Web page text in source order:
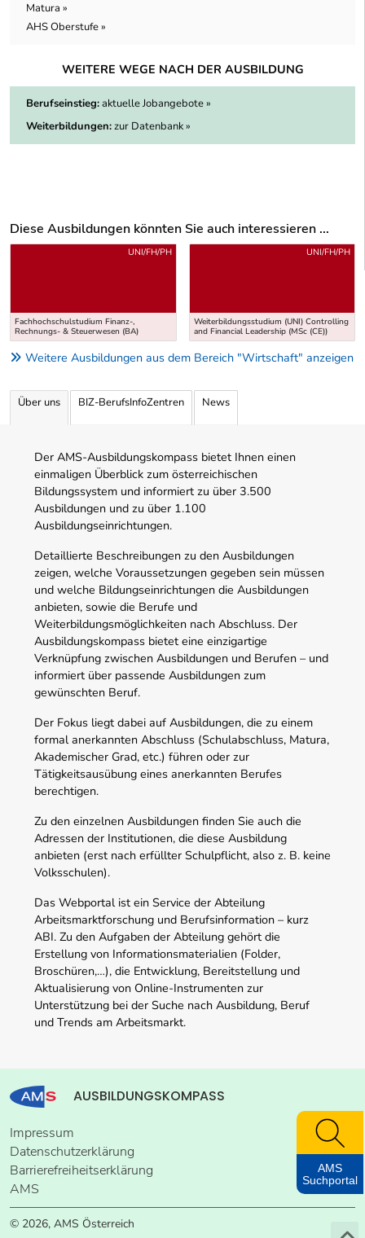
Matura »
AHS Oberstufe »
WEITERE WEGE NACH DER AUSBILDUNG
Berufseinstieg:aktuelle Jobangebote »
Weiterbildungen:zur Datenbank »
Diese Ausbildungen könnten Sie auch interessieren ...
Uber weitere Ausbildungsvorschläge
Fachhochschulstudium Finanz-,
Rechnungs- & Steuerwesen (BA)
UNI/FH/PH
Weiterbildungsstudium (UNI) Controlling
and Financial Leadership (MSc (CE))
UNI/FH/PH
Weitere Ausbildungen aus dem Bereich "Wirtschaft" anzeigen
Über uns BIZ-BerufsInfoZentren News
Der AMS-Ausbildungskompass bietet Ihnen einen
einmaligen Überblick zum österreichischen
Bildungssystem und informiert zu über 3.500
Ausbildungen und zu über 1.100
Ausbildungseinrichtungen.
Detaillierte Beschreibungen zu den Ausbildungen
zeigen, welche Voraussetzungen gegeben sein müssen
und welche Bildungseinrichtungen die Ausbildungen
anbieten, sowie die Berufe und
Weiterbildungsmöglichkeiten nach Abschluss. Der
Ausbildungskompass bietet eine einzigartige
Verknüpfung zwischen Ausbildungen und Berufen – und
informiert über passende Ausbildungen zum
gewünschten Beruf.
Der Fokus liegt dabei auf Ausbildungen, die zu einem
formal anerkannten Abschluss (Schulabschluss, Matura,
Akademischer Grad, etc.) führen oder zur
Tätigkeitsausübung eines anerkannten Berufes
berechtigen.
Zu den einzelnen Ausbildungen finden Sie auch die
Adressen der Institutionen, die diese Ausbildung
anbieten (erst nach erfüllter Schulpflicht, also z. B. keine
Volksschulen).
Das Webportal ist ein Service der Abteilung
Arbeitsmarktforschung und Berufsinformation – kurz
ABI. Zu den Aufgaben der Abteilung gehört die
Erstellung von Informationsmaterialien (Folder,
Broschüren,…), die Entwicklung, Bereitstellung und
Aktualisierung von Online-Instrumenten zur
Unterstützung bei der Suche nach Ausbildung, Beruf
und Trends am Arbeitsmarkt.
AUSBILDUNGSKOMPASS
Impressum
Datenschutzerklärung
Barrierefreiheitserklärung
AMS
© 2026, AMS Österreich
AMS
Suchportal